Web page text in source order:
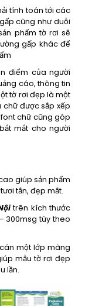
tính toán tới các
cũng như duỗi
phẩm tờ rơi sẽ
gấp khác để
điểm của người
cáo, thông tin
tờ rơi đẹp là một
được sắp xếp
chữ cũng góp
mắt cho người
giúp sản phẩm
tắn, đẹp mắt.
trên kích thước
300msg tùy theo
một lớp màng
mẫu tờ rơi đẹp
lần.